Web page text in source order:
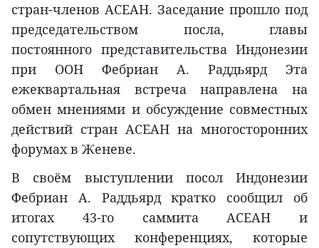
стран-членов АСЕАН. Заседание прошло под
председательством посла, главы
постоянного представительства Индонезии
при ООН Фебриан А. Раддьярд Эта
ежеквартальная встреча направлена на
обмен мнениями и обсуждение совместных
действий стран АСЕАН на многосторонних
форумах в Женеве.
В своём выступлении посол Индонезии
Фебриан А. Раддьярд кратко сообщил об
итогах 43-го саммита АСЕАН и
сопутствующих конференциях, которые